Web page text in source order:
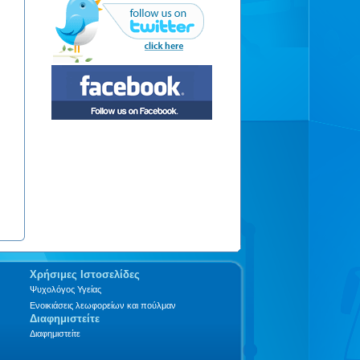
Χρήσιμες Ιστοσελίδες
Ψυχολόγος Υγείας
Ενοικιάσεις λεωφορείων και πούλμαν
Διαφημιστείτε
Διαφημιστείτε